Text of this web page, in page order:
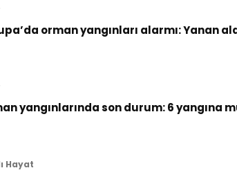
orman yangınları alarmı: Yanan
yangınlarında son durum: 6 yangına
Hayat